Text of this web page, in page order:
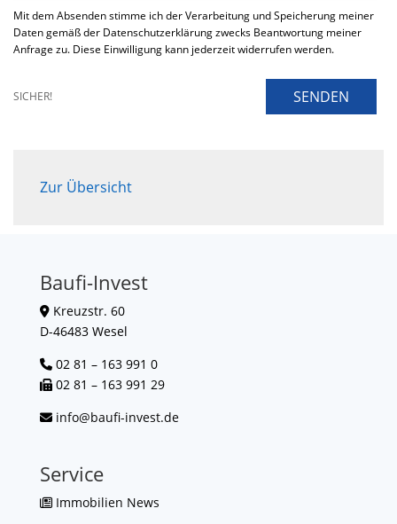
Mit dem Absenden stimme ich der Verarbeitung und Speicherung meiner
Daten gemäß der Datenschutzerklärung zwecks Beantwortung meiner
Anfrage zu. Diese Einwilligung kann jederzeit widerrufen werden.
SICHER! SENDEN
Zur Übersicht
Baufi-Invest
Kreuzstr. 60
D-46483 Wesel
02 81 – 163 991 0
02 81 – 163 991 29
info@baufi-invest.de
Service
Immobilien News